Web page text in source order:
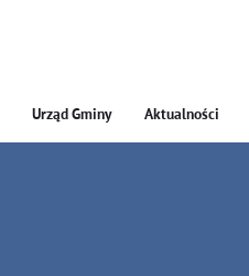
Urząd Gminy Aktualności